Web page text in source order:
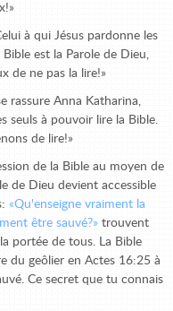
à qui Jésus pardonne les
est la Parole de Dieu,
de ne pas la lire!»
rassure Anna Katharina,
seuls à pouvoir lire la Bible.
de lire!»
de la Bible au moyen de
de Dieu devient accessible
«Qu'enseigne vraiment la
être sauvé?» trouvent
portée de tous. La Bible
du geôlier en Actes 16:25 à
Ce secret que tu connais